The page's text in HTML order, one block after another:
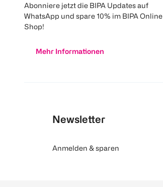
Abonniere jetzt die BIPA Updates auf
WhatsApp und spare 10% im BIPA Online
Shop!
Mehr Informationen
Newsletter
Anmelden & sparen